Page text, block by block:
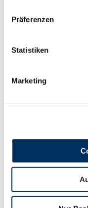
Präferenzen
Statistiken
Marketing
erhalten. Tel:
Ihre
André Harwerth:
Der